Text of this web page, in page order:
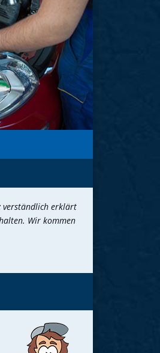
verständlich erklärt
Wir kommen